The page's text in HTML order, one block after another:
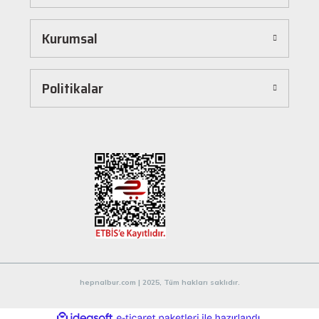
dönüştürür. Ürünleri kategorilere göre sıralayabilir, arama kutusunu kullanarak
istediğiniz ürünü anında bulabilirsiniz. Ayrıca ürün sayfalarımızda detaylı açıklamalar ve
ürün özellikleri yer alır, böylece tercih etmek istediğiniz ürün hakkında tüm bilgilere
hızlıca siparişinizi tamamlayabilirsiniz.
Hızlı Kargo ve Güvenilir Teslimat
Hepnalbur.com olarak müşterilerimize en hızlı şekilde ürünlerini ulaştırmak için özenle
Müşteri Destek Hattı ile İletişim
Herhangi bir soru, öneri veya şikayetiniz için müşteri destek ekibimiz her zaman
hizmetinizdedir. İletişim sayfamız üzerinden bize ulaşabilir veya canlı destek
hattımızdan anında yardım alabilirsiniz. Siz değerli müşterilerimizin memnuniyeti, en
ve güvenilir alışveriş deneyimiyle ihtiyaçlarınızı karşılamak için buradayız.
Kurumsal
Politikalar
hepnalbur.com | 2025, Tüm hakları saklıdır.
ideasoft